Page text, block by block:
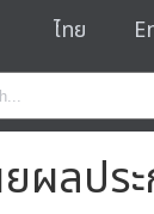
ไทย
ผลปร